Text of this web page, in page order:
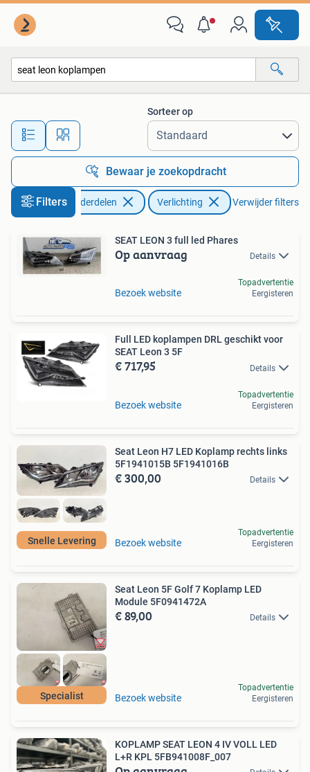
Alle afstanden…
Sorteer op
Bewaar je zoekopdracht
Filters
Auto-onderdelen Verlichting Verwijder filters
SEAT LEON 3 full led Phares
Op aanvraag Details
Bezoek website
Topadvertentie
Eergisteren
Full LED koplampen DRL geschikt voor
SEAT Leon 3 5F
€ 717,95 Details
Bezoek website
Topadvertentie
Eergisteren
Snelle Levering
Seat Leon H7 LED Koplamp rechts links
5F1941015B 5F1941016B
€ 300,00 Details
Bezoek website
Topadvertentie
Eergisteren
Specialist
Seat Leon 5F Golf 7 Koplamp LED
Module 5F0941472A
€ 89,00 Details
Bezoek website
Topadvertentie
Eergisteren
KOPLAMP SEAT LEON 4 IV VOLL LED
L+R KPL 5FB941008F_007